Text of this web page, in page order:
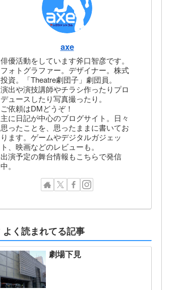
axe
俳優活動をしています斧口智彦です。
フォトグラファー。デザイナー。株式
投資。「Theatre劇団子」劇団員。
演出や演技講師やチラシ作ったりプロ
デュースしたり写真撮ったり。
ご依頼はDMどうぞ！
主に日記が中心のブログサイト。日々
思ったことを、思ったままに書いてお
ります。ゲームやデジタルガジェッ
ト、映画などのレビューも。
出演予定の舞台情報もこちらで発信
中。
よく読まれてる記事
劇場下見